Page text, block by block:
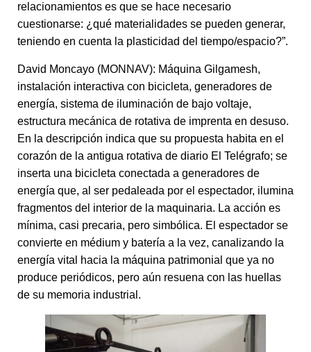
relacionamientos es que se hace necesario
cuestionarse: ¿qué materialidades se pueden generar,
teniendo en cuenta la plasticidad del tiempo/espacio?”.
David Moncayo (MONNAV): Máquina Gilgamesh,
instalación interactiva con bicicleta, generadores de
energía, sistema de iluminación de bajo voltaje,
estructura mecánica de rotativa de imprenta en desuso.
En la descripción indica que su propuesta habita en el
corazón de la antigua rotativa de diario El Telégrafo; se
inserta una bicicleta conectada a generadores de
energía que, al ser pedaleada por el espectador, ilumina
fragmentos del interior de la maquinaria. La acción es
mínima, casi precaria, pero simbólica. El espectador se
convierte en médium y batería a la vez, canalizando la
energía vital hacia la máquina patrimonial que ya no
produce periódicos, pero aún resuena con las huellas
de su memoria industrial.